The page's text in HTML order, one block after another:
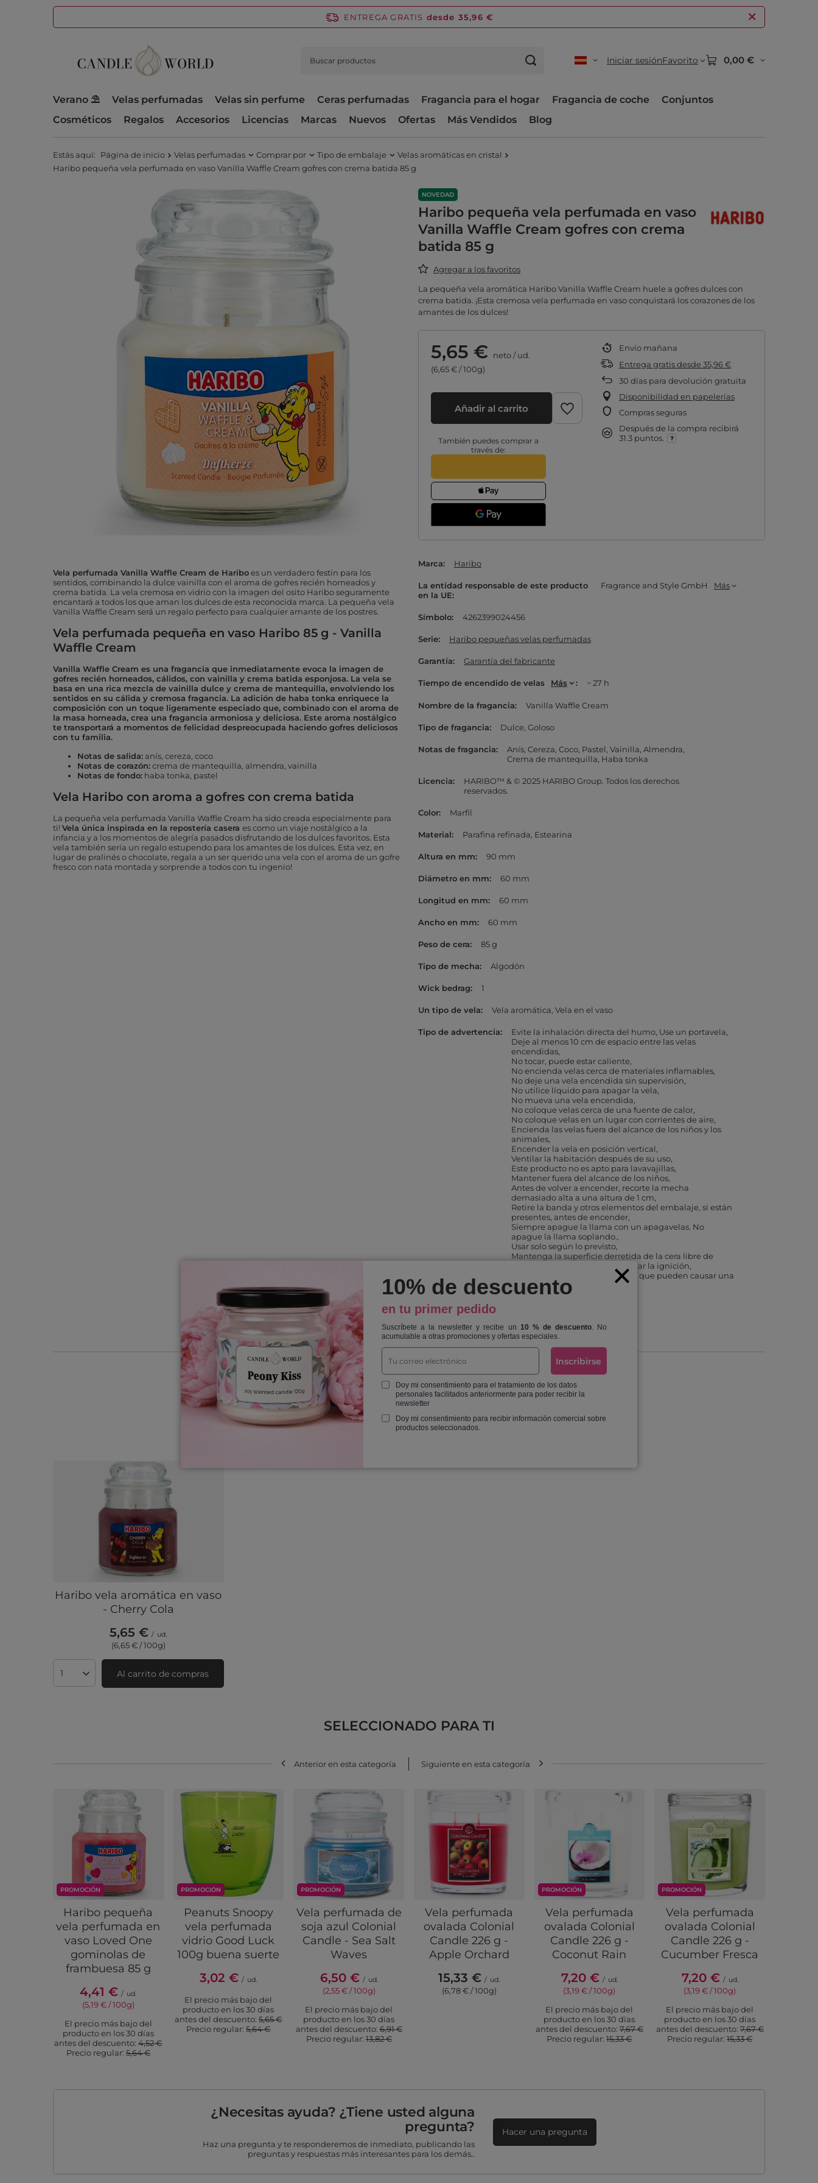
ENTREGA GRATIS desde 35,96 €
Iniciar sesiónFavorito 0,00 €
Verano ⛱️ Velas perfumadas Velas sin perfume Ceras perfumadas Fragancia para el hogar Fragancia de coche
Conjuntos
Cosméticos
Regalos Accesorios Licencias Marcas Nuevos Ofertas Más Vendidos Blog
Estás aquí: Página de inicio Velas perfumadas Comprar por Tipo de embalaje
Velas aromáticas en cristal
Haribo pequeña vela perfumada en vaso Vanilla Waffle Cream gofres con crema batida 85 g
NOVEDAD
Haribo pequeña vela perfumada en vaso
Vanilla Waffle Cream gofres con crema
batida 85 g
Agregar a los favoritos
La pequeña vela aromática Haribo Vanilla Waffle Cream huele a gofres dulces con
crema batida. ¡Esta cremosa vela perfumada en vaso conquistará los corazones de los
amantes de los dulces!
5,65 € neto/ud.
(6,65 € / 100g)
Añadir al carrito
También puedes comprar a
través de:
Envío mañana
Entrega gratisdesde 35,96 €
30 días para devolución gratuita
Disponibilidad en papelerías
Compras seguras
Después de la compra recibirá
31.3 puntos.
Vela perfumada Vanilla Waffle Cream de Hariboes un verdadero festín para los
sentidos, combinando la dulce vainilla con el aroma de gofres recién horneados y
crema batida. La vela cremosa en vidrio con la imagen del osito Haribo seguramente
encantará a todos los que aman los dulces de esta reconocida marca. La pequeña vela
Vanilla Waffle Cream será un regalo perfecto para cualquier amante de los postres.
Vela perfumada pequeña en vaso Haribo 85 g - Vanilla
Waffle Cream
Vanilla Waffle Cream es una fragancia que inmediatamente evoca la imagen de
gofres recién horneados, cálidos, con vainilla y crema batida esponjosa. La vela se
basa en una rica mezcla de vainilla dulce y crema de mantequilla, envolviendo los
sentidos en su cálida y cremosa fragancia. La adición de haba tonka enriquece la
composición con un toque ligeramente especiado que, combinado con el aroma de
la masa horneada, crea una fragancia armoniosa y deliciosa. Este aroma nostálgico
te transportará a momentos de felicidad despreocupada haciendo gofres deliciosos
con tu familia.
Notas de salida: anís, cereza, coco
Notas de corazón:crema de mantequilla, almendra, vainilla
Notas de fondo: haba tonka, pastel
Vela Haribo con aroma a gofres con crema batida
La pequeña vela perfumada Vanilla Waffle Cream ha sido creada especialmente para
ti! Vela única inspirada en la repostería casera es como un viaje nostálgico a la
infancia y a los momentos de alegría pasados disfrutando de los dulces favoritos. Esta
vela también sería un regalo estupendo para los amantes de los dulces. Esta vez, en
lugar de pralinés o chocolate, regala a un ser querido una vela con el aroma de un gofre
fresco con nata montada y sorprende a todos con tu ingenio!
Marca Haribo
La entidad responsable de este producto
en la UE
Fragrance and Style GmbH Más
Símbolo 4262399024456
Serie Haribo pequeñas velas perfumadas
Garantía Garantía del fabricante
Tiempo de encendido de velas Más ~ 27 h
Nombre de la fragancia Vanilla Waffle Cream
Tipo de fragancia Dulce Goloso
Notas de fragancia Anís Cereza Coco Pastel Vainilla Almendra
Crema de mantequilla Haba tonka
Licencia
HARIBO™ & © 2025 HARIBO Group. Todos los derechos
reservados.
Color Marfil
Material Parafina refinada Estearina
Altura en mm 90 mm
Diámetro en mm 60 mm
Longitud en mm 60 mm
Ancho en mm 60 mm
Peso de cera 85 g
Tipo de mecha Algodón
Wick bedrag 1
Un tipo de vela Vela aromática Vela en el vaso
Tipo de advertencia Evite la inhalación directa del humo Use un portavela
Deje al menos 10 cm de espacio entre las velas
encendidas
No tocar, puede estar caliente
No encienda velas cerca de materiales inflamables
No deje una vela encendida sin supervisión
No utilice líquido para apagar la vela
No mueva una vela encendida
No coloque velas cerca de una fuente de calor
No coloque velas en un lugar con corrientes de aire
Encienda las velas fuera del alcance de los niños y los
animales
Encender la vela en posición vertical
Ventilar la habitación después de su uso
Este producto no es apto para lavavajillas
Mantener fuera del alcance de los niños
Antes de volver a encender, recorte la mecha
demasiado alta a una altura de 1 cm
Retire la banda y otros elementos del embalaje, si están
presentes, antes de encender
Siempre apague la llama con un apagavelas. No
apague la llama soplando.
Usar solo según lo previsto
Mantenga la superficie derretida de la cera libre de
cerillas y otros residuos para evitar la ignición
Contiene sustancias aromáticas que pueden causar una
reacción alérgica
Nombre Vela 85g
GARANTÍA DEL FABRICANTE
Garantía del fabricante
RECOMENDAMOS ESTE PRODUCTO
Haribo vela aromática en vaso
- Cherry Cola
5,65 € / ud.
(6,65 € / 100g)
Cantidad de productosAl carrito de compras
SELECCIONADO PARA TI
Anterior en esta categoría Siguiente en esta categoría
PROMOCIÓN
Haribo pequeña
vela perfumada en
vaso Loved One
gominolas de
frambuesa 85 g
4,41 € / ud.
(5,19 € / 100g)
El precio más bajo del
producto en los 30 días
antes del descuento:4,52 €
Precio regular: 5,64 €
PROMOCIÓN
Peanuts Snoopy
vela perfumada
vidrio Good Luck
100g buena suerte
3,02 € / ud.
El precio más bajo del
producto en los 30 días
antes del descuento:5,65 €
Precio regular:5,64 €
PROMOCIÓN
Vela perfumada de
soja azul Colonial
Candle - Sea Salt
Waves
6,50 € / ud.
(2,55 € / 100g)
El precio más bajo del
producto en los 30 días
antes del descuento:6,91 €
Precio regular:13,82 €
Vela perfumada
ovalada Colonial
Candle 226 g -
Apple Orchard
15,33 € / ud.
(6,78 € / 100g)
PROMOCIÓN
Vela perfumada
ovalada Colonial
Candle 226 g -
Coconut Rain
7,20 € / ud.
(3,19 € / 100g)
El precio más bajo del
producto en los 30 días
antes del descuento: 7,67 €
Precio regular:15,33 €
PROMOCIÓN
Vela perfumada
ovalada Colonial
Candle 226 g -
Cucumber Fresca
7,20 € / ud.
(3,19 € / 100g)
El precio más bajo del
producto en los 30 días
antes del descuento:7,67 €
Precio regular:15,33 €
¿Necesitas ayuda? ¿Tiene usted alguna
pregunta?
Haz una pregunta y te responderemos de inmediato, publicando las
preguntas y respuestas más interesantes para los demás..
Hacer una pregunta
10% de descuento
en tu primer pedido
Suscríbete a la newsletter y recibe un 10 % de descuento. No
acumulable a otras promociones y ofertas especiales.
Inscribirse
Doy mi consentimiento para el tratamiento de los datos
personales facilitados anteriormente para poder recibir la
newsletter
Doy mi consentimiento para recibir información comercial sobre
productos seleccionados.